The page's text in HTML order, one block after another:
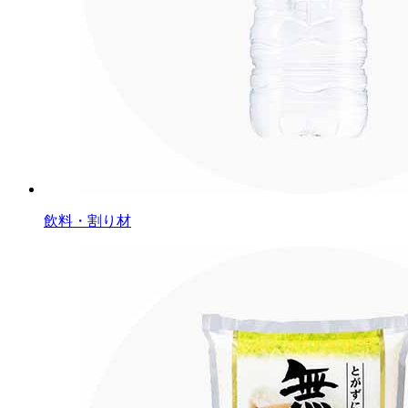
飲料・割り材